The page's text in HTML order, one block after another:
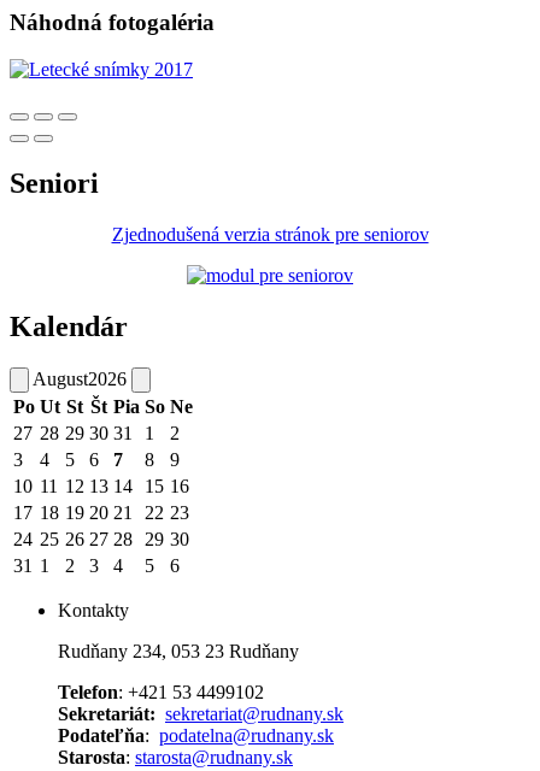
Náhodná fotogaléria
Seniori
Zjednodušená verzia stránok pre seniorov
Kalendár
August2026
Po Ut St Št Pia So Ne
27 28 29 30 31 1
2
3
4 5 6 7 8
9
10 11 12 13 14 15 16
17 18 19 20 21 22 23
24 25 26 27 28 29 30
31 1 2 3 4 5 6
Kontakty
Rudňany 234, 053 23 Rudňany
Telefon: +421 53 4499102
Sekretariát: sekretariat@rudnany.sk
Podateľňa: podatelna@rudnany.sk
Starosta: starosta@rudnany.sk